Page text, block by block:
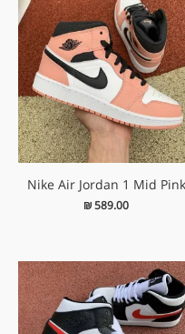
Nike Air Jordan 1 Mid Pink
₪589.00